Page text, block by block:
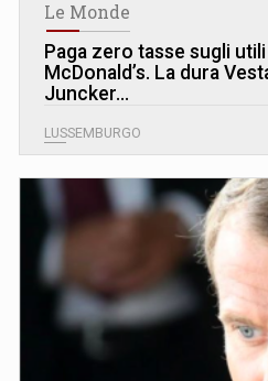
Le Monde
Paga zero tasse sugli utili
McDonald’s. La dura
Juncker...
LUSSEMBURGO